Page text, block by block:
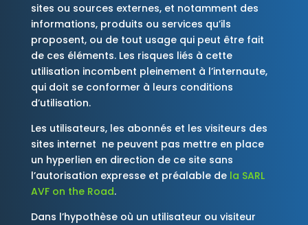
sites ou sources externes, et notamment des
informations, produits ou services qu’ils
proposent, ou de tout usage qui peut être fait
de ces éléments. Les risques liés à cette
utilisation incombent pleinement à l’internaute,
qui doit se conformer à leurs conditions
d’utilisation.
Les utilisateurs, les abonnés et les visiteurs des
sites internet ne peuvent pas mettre en place
un hyperlien en direction de ce site sans
l’autorisation expresse et préalable de la SARL
AVF on the Road.
Dans l’hypothèse où un utilisateur ou visiteur